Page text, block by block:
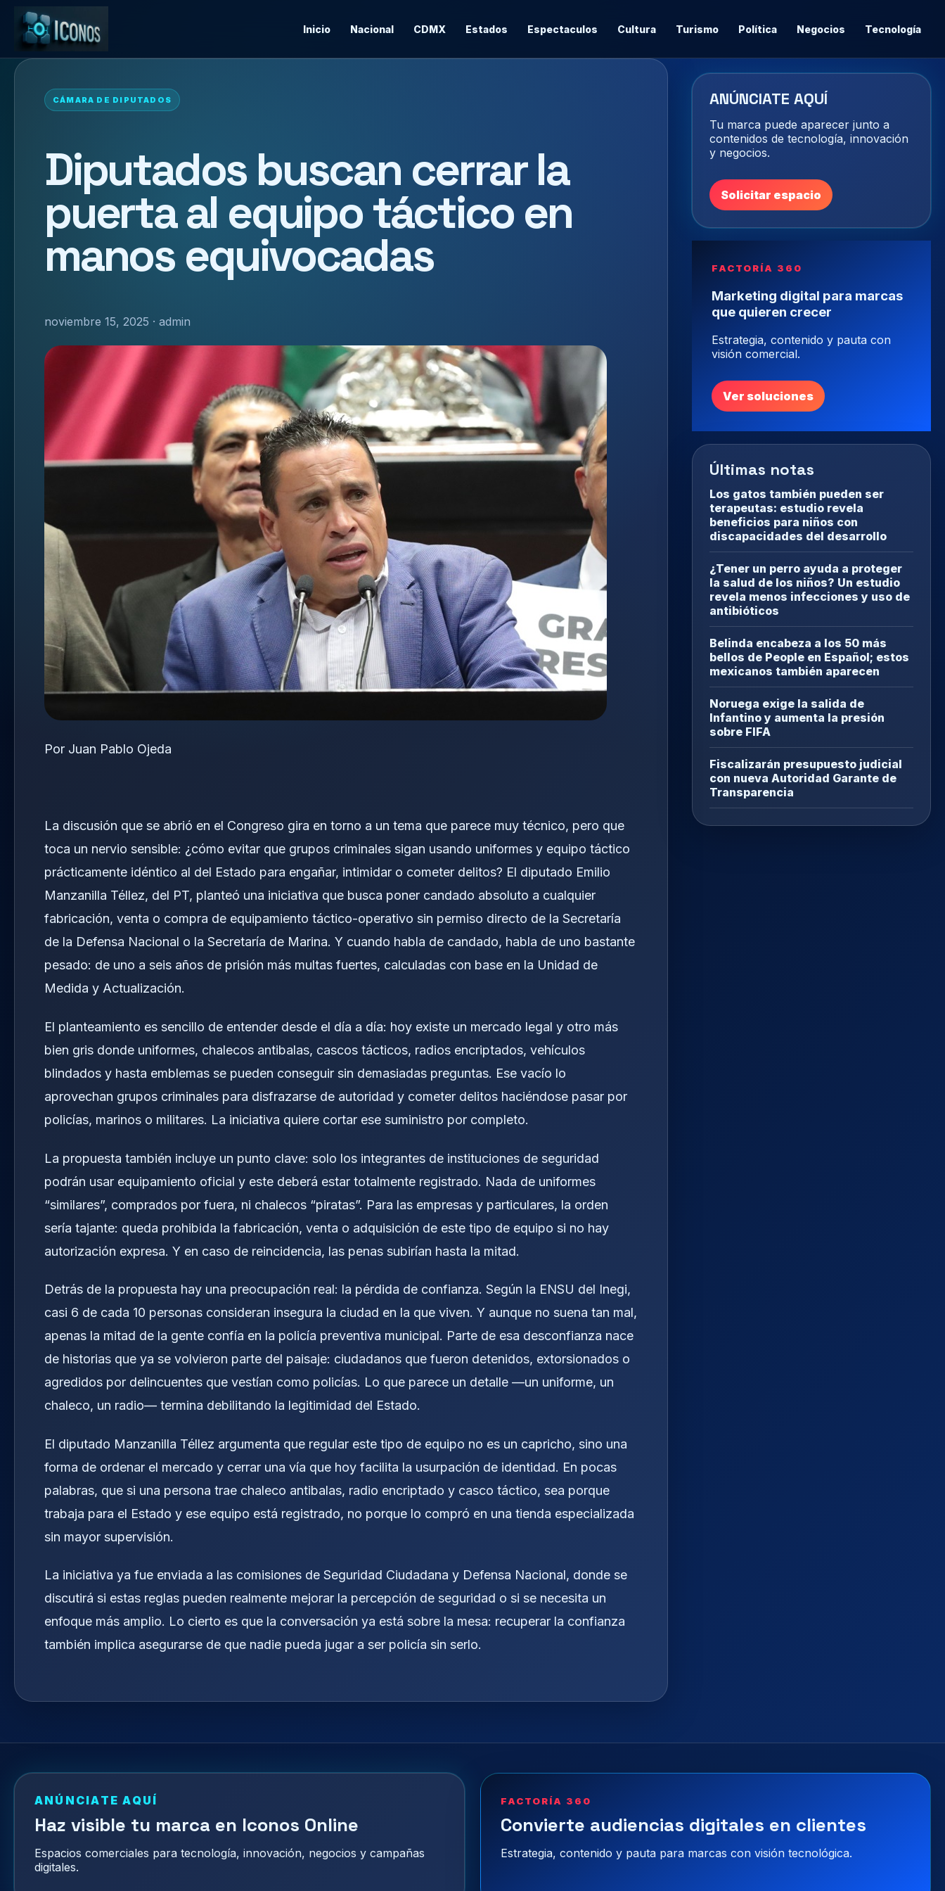
Inicio Nacional CDMX Estados Espectaculos Cultura Turismo Política Negocios Tecnología
CÁMARA DE DIPUTADOS
Diputados buscan cerrar la
puerta al equipo táctico en
manos equivocadas
noviembre 15, 2025 · admin
Por Juan Pablo Ojeda
La discusión que se abrió en el Congreso gira en torno a un tema que parece muy técnico, pero que
toca un nervio sensible: ¿cómo evitar que grupos criminales sigan usando uniformes y equipo táctico
prácticamente idéntico al del Estado para engañar, intimidar o cometer delitos? El diputado Emilio
Manzanilla Téllez, del PT, planteó una iniciativa que busca poner candado absoluto a cualquier
fabricación, venta o compra de equipamiento táctico-operativo sin permiso directo de la Secretaría
de la Defensa Nacional o la Secretaría de Marina. Y cuando habla de candado, habla de uno bastante
pesado: de uno a seis años de prisión más multas fuertes, calculadas con base en la Unidad de
Medida y Actualización.
El planteamiento es sencillo de entender desde el día a día: hoy existe un mercado legal y otro más
bien gris donde uniformes, chalecos antibalas, cascos tácticos, radios encriptados, vehículos
blindados y hasta emblemas se pueden conseguir sin demasiadas preguntas. Ese vacío lo
aprovechan grupos criminales para disfrazarse de autoridad y cometer delitos haciéndose pasar por
policías, marinos o militares. La iniciativa quiere cortar ese suministro por completo.
La propuesta también incluye un punto clave: solo los integrantes de instituciones de seguridad
podrán usar equipamiento oficial y este deberá estar totalmente registrado. Nada de uniformes
“similares”, comprados por fuera, ni chalecos “piratas”. Para las empresas y particulares, la orden
sería tajante: queda prohibida la fabricación, venta o adquisición de este tipo de equipo si no hay
autorización expresa. Y en caso de reincidencia, las penas subirían hasta la mitad.
Detrás de la propuesta hay una preocupación real: la pérdida de confianza. Según la ENSU del Inegi,
casi 6 de cada 10 personas consideran insegura la ciudad en la que viven. Y aunque no suena tan mal,
apenas la mitad de la gente confía en la policía preventiva municipal. Parte de esa desconfianza nace
de historias que ya se volvieron parte del paisaje: ciudadanos que fueron detenidos, extorsionados o
agredidos por delincuentes que vestían como policías. Lo que parece un detalle —un uniforme, un
chaleco, un radio— termina debilitando la legitimidad del Estado.
El diputado Manzanilla Téllez argumenta que regular este tipo de equipo no es un capricho, sino una
forma de ordenar el mercado y cerrar una vía que hoy facilita la usurpación de identidad. En pocas
palabras, que si una persona trae chaleco antibalas, radio encriptado y casco táctico, sea porque
trabaja para el Estado y ese equipo está registrado, no porque lo compró en una tienda especializada
sin mayor supervisión.
La iniciativa ya fue enviada a las comisiones de Seguridad Ciudadana y Defensa Nacional, donde se
discutirá si estas reglas pueden realmente mejorar la percepción de seguridad o si se necesita un
enfoque más amplio. Lo cierto es que la conversación ya está sobre la mesa: recuperar la confianza
también implica asegurarse de que nadie pueda jugar a ser policía sin serlo.
ANÚNCIATE AQUÍ
Tu marca puede aparecer junto a
contenidos de tecnología, innovación
y negocios.
Solicitar espacio
FACTORÍA 360
Marketing digital para marcas
que quieren crecer
Estrategia, contenido y pauta con
visión comercial.
Ver soluciones
Últimas notas
Los gatos también pueden ser
terapeutas: estudio revela
beneficios para niños con
discapacidades del desarrollo
¿Tener un perro ayuda a proteger
la salud de los niños? Un estudio
revela menos infecciones y uso de
antibióticos
Belinda encabeza a los 50 más
bellos de People en Español; estos
mexicanos también aparecen
Noruega exige la salida de
Infantino y aumenta la presión
sobre FIFA
Fiscalizarán presupuesto judicial
con nueva Autoridad Garante de
Transparencia
ANÚNCIATE AQUÍ
Haz visible tu marca en Iconos Online
Espacios comerciales para tecnología, innovación, negocios y campañas
digitales.
FACTORÍA 360
Convierte audiencias digitales en clientes
Estrategia, contenido y pauta para marcas con visión tecnológica.